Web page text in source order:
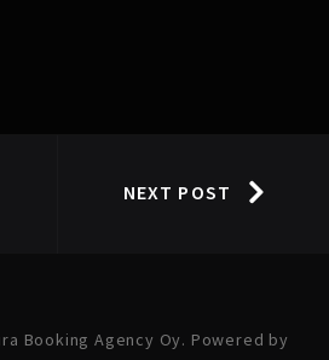
NEXT POST
Booking Agency Oy. Powered by